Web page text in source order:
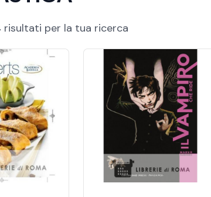
risultati per la tua ricerca